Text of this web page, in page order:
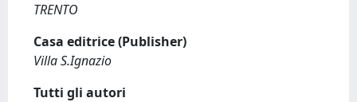
TRENTO
Casa editrice (Publisher)
Villa S.Ignazio
Tutti gli autori